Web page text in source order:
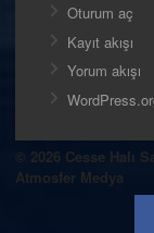
Oturum aç
Kayıt akışı
Yorum akışı
© 2026 Cesse Halı
Atmosfer Medya